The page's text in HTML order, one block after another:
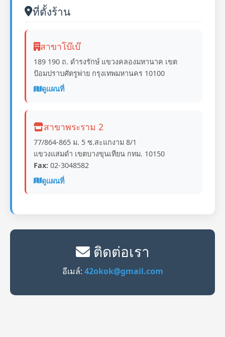
ที่ตั้งร้าน
สาขาโบ๊เบ๊
189 190 ถ. ดำรงรักษ์ แขวงคลองมหานาค เขต
ป้อมปราบศัตรูพ่าย กรุงเทพมหานคร 10100
ดูแผนที่
สาขาพระราม 2
77/864-865 ม. 5 ซ.สะแกงาม 8/1
แขวงแสมดำ เขตบางขุนเทียน กทม. 10150
Fax: 02-3048582
ดูแผนที่
ติดต่อเรา
อีเมล์: 42okok@gmail.com